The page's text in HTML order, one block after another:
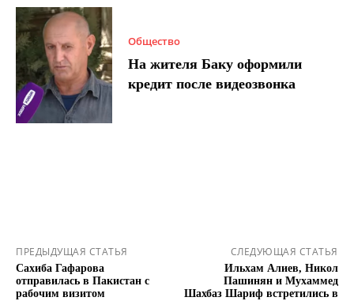
Общество
На жителя Баку оформили
кредит после видеозвонка
ПРЕДЫДУЩАЯ СТАТЬЯ
Сахиба Гафарова
отправилась в Пакистан с
рабочим визитом
СЛЕДУЮЩАЯ СТАТЬЯ
Ильхам Алиев, Никол
Пашинян и Мухаммед
Шахбаз Шариф встретились в